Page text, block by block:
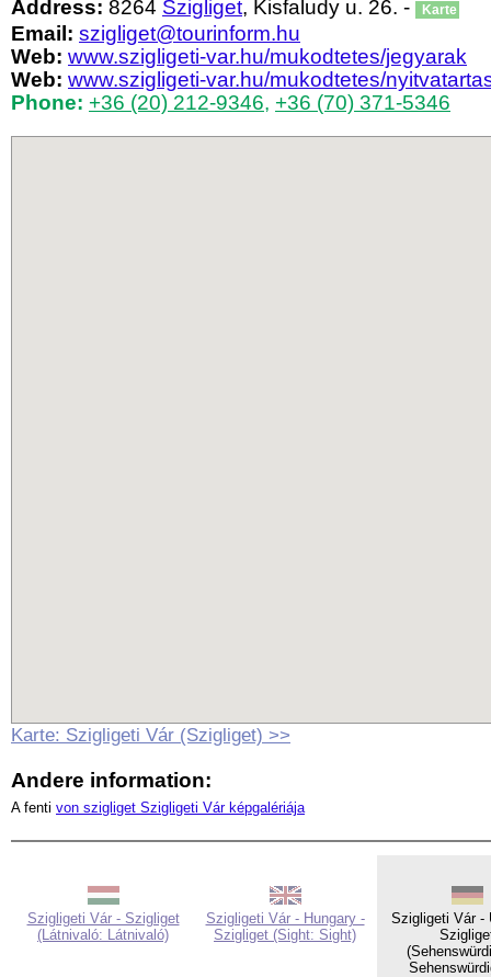
Address: 8264 Szigliget, Kisfaludy u. 26. - Karte
Email: szigliget@tourinform.hu
Web: www.szigligeti-var.hu/mukodtetes/jegyarak
Web: www.szigligeti-var.hu/mukodtetes/
Phone: +36 (20) 212-9346, +36 (70) 371-5346
Karte: Szigligeti Vár (Szigliget) >>
Andere information:
A fenti von szigliget Szigligeti Vár képgalériája
Szigligeti Vár - Szigliget
(Látnivaló: Látnivaló)
Szigligeti Vár - Hungary -
Szigliget (Sight: Sight)
Szigligeti Vár -